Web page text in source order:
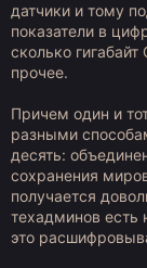
датчики и тому
показатели в
сколько
прочее.
Причем один и
разными
десять:
сохранения
получается
техадминов есть
это